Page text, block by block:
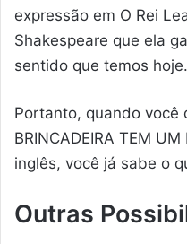
expressão em O Rei
Shakespeare que ela
sentido que temos hoje.
Portanto, quando você
BRINCADEIRA TEM
inglês, você já sabe o
Outras